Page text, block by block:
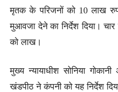
मृतक के परिजनों को 10 लाख
मुआवजा देने का निर्देश दिया।
को लाख।
मुख्य न्यायाधीश सोनिया
खंडपीठ ने कंपनी को यह निर्देश